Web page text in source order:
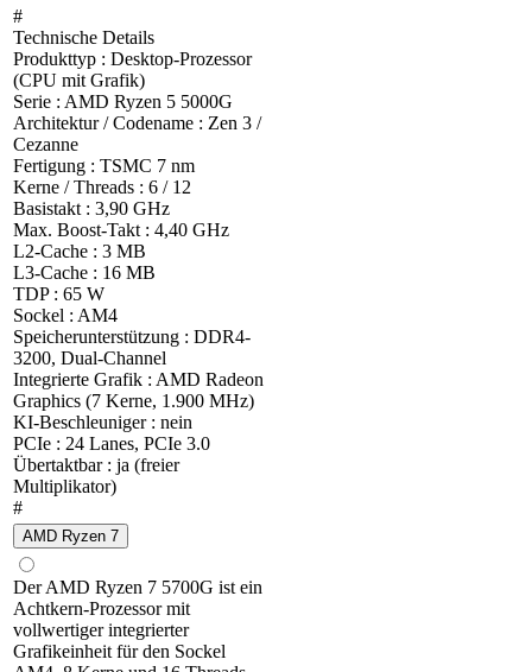
#
Technische Details
Produkttyp : Desktop-Prozessor
(CPU mit Grafik)
Serie : AMD Ryzen 5 5000G
Architektur / Codename : Zen 3 /
Cezanne
Fertigung : TSMC 7 nm
Kerne / Threads : 6 / 12
Basistakt : 3,90 GHz
Max. Boost-Takt : 4,40 GHz
L2-Cache : 3 MB
L3-Cache : 16 MB
TDP : 65 W
Sockel : AM4
Speicherunterstützung : DDR4-
3200, Dual-Channel
Integrierte Grafik : AMD Radeon
Graphics (7 Kerne, 1.900 MHz)
KI-Beschleuniger : nein
PCIe : 24 Lanes, PCIe 3.0
Übertaktbar : ja (freier
Multiplikator)
#
AMD Ryzen 7
Der AMD Ryzen 7 5700G ist ein
Achtkern-Prozessor mit
vollwertiger integrierter
Grafikeinheit für den Sockel